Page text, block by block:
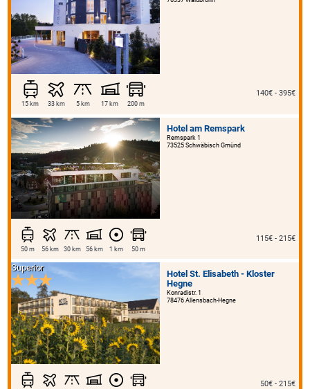
15 km 33 km 5 km 17 km 200 m
140€ - 395€
Hotel am Remspark
Remspark 1
73525 Schwäbisch Gmünd
50 m 56 km 30 km 56 km 1 km 50 m
115€ - 215€
Hotel St. Elisabeth - Kloster
Hegne
Konradistr. 1
78476 Allensbach-Hegne
Superior
50€ - 215€